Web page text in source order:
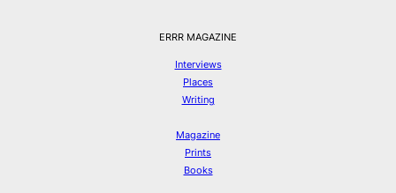
ERRR MAGAZINE
Interviews
Places
Writing
Magazine
Prints
Books